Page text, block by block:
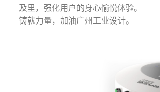
及里，强化用户的身心愉悦体验。
铸就力量，加油广州工业设计。